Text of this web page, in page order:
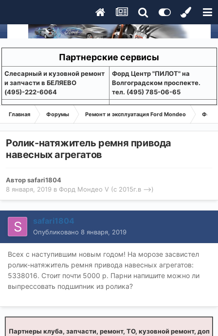
Партнерские сервисы
Слесарный и кузовной ремонт
и запчасти в БЕЛЯЕВО
(495)-222-6064
Форд Центр "ПИЛОТ" на
Волгоградском проспекте.
тел. (495) 785-06-65
Главная Форумы Ремонт и эксплуатация Ford Mondeo Форд
Ролик-натяжитель ремня привода
навесных агрегатов
Авторsafari1804
8 января, 2019 в Форд Мондео V (с 2015г.в -->)
safari1804
Опубликовано 8 января, 2019
Всех с наступившим новым годом! На морозе засвистел
ролик-натяжитель ремня привода навесных агрегатов:
5338016. Стоит почти 5000 р. Парни напишите можно ли
выпрессовать подшипник из ролика?
Партнеры клуба, запчасти, ремонт, ТО, кузовной ремонт, доп